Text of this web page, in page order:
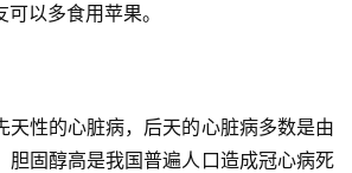
以多食用苹果。
天性的心脏病，后天的心脏病多数是由
胆固醇高是我国普遍人口造成冠心病死